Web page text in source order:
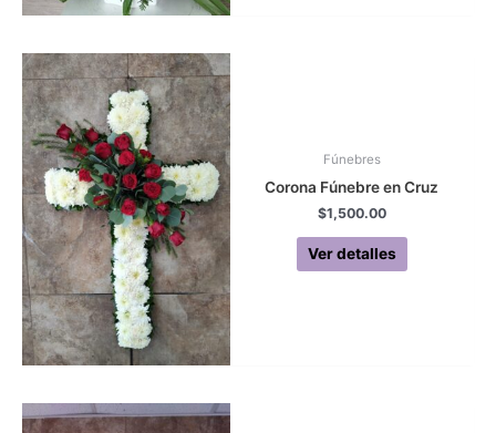
Fúnebres
Corona Fúnebre en Cruz
$1,500.00
Ver detalles